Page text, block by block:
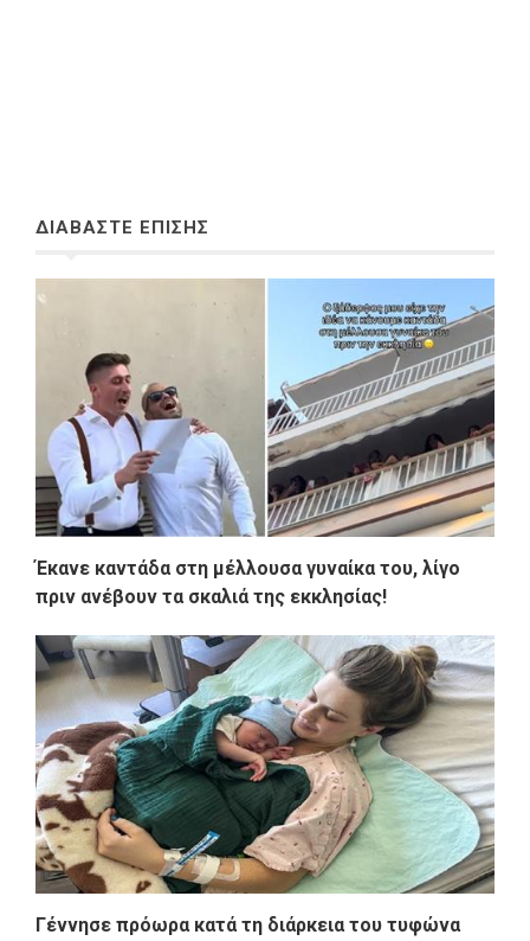
ΔΙΑΒΑΣΤΕ ΕΠΙΣΗΣ
Έκανε καντάδα στη μέλλουσα γυναίκα του, λίγο
πριν ανέβουν τα σκαλιά της εκκλησίας!
Γέννησε πρόωρα κατά τη διάρκεια του τυφώνα